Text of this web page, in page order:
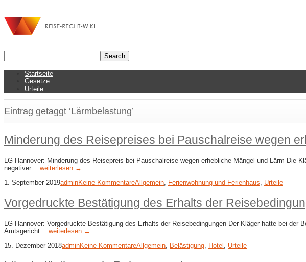
Startseite
Gesetze
Urteile
Eintrag getaggt ‘Lärmbelastung’
Minderung des Reisepreises bei Pauschalreise wegen
LG Hannover: Minderung des Reisepreis bei Pauschalreise wegen erhebliche Mängel und Lärm Die
negativer… weiterlesen →
1. September 2019adminKeine KommentareAllgemein, Ferienwohnung und Ferienhaus, Urteile
Vorgedruckte Bestätigung des Erhalts der
LG Hannover: Vorgedruckte Bestätigung des Erhalts der Reisebedingungen Der Kläger hatte bei
Amtsgericht… weiterlesen →
15. Dezember 2018adminKeine KommentareAllgemein, Belästigung, Hotel , Urteile